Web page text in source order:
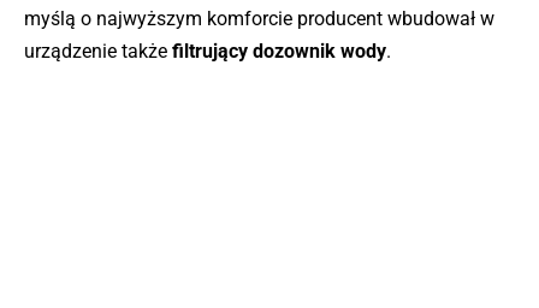
myślą o najwyższym komforcie producent wbudował w
urządzenie także filtrujący dozownik wody.